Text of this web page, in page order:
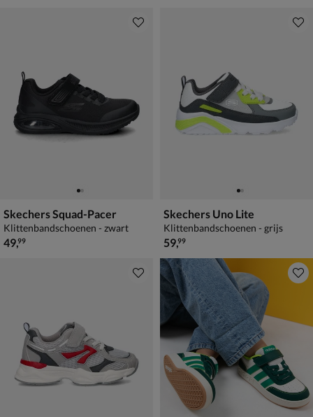
Skechers Squad-Pacer
Klittenbandschoenen - zwart
€ 49,99
49,99
Skechers Uno Lite
Klittenbandschoenen - grijs
€ 59,99
59,99